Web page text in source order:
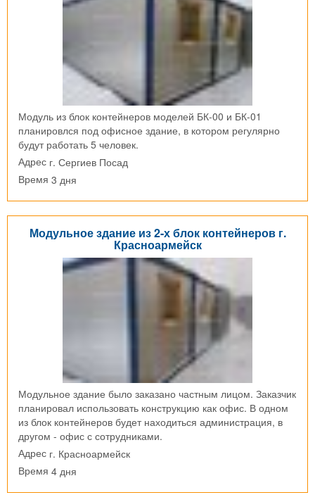
Модуль из блок контейнеров моделей БК-00 и БК-01
планировлся под офисное здание, в котором регулярно
будут работать 5 человек.
Адрес г. Сергиев Посад
Время 3 дня
Модульное здание из 2-х блок контейнеров г.
Красноармейск
Модульное здание было заказано частным лицом. Заказчик
планировал использовать конструкцию как офис. В одном
из блок контейнеров будет находиться администрация, в
другом - офис с сотрудниками.
Адрес г. Красноармейск
Время 4 дня